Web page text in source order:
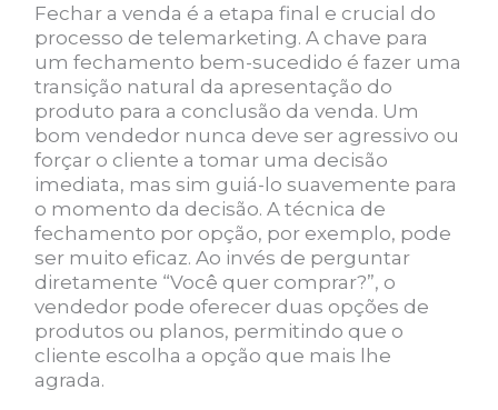
Fechar a venda é a etapa final e crucial do
processo de telemarketing. A chave para
um fechamento bem-sucedido é fazer uma
transição natural da apresentação do
produto para a conclusão da venda. Um
bom vendedor nunca deve ser agressivo ou
forçar o cliente a tomar uma decisão
imediata, mas sim guiá-lo suavemente para
o momento da decisão. A técnica de
fechamento por opção, por exemplo, pode
ser muito eficaz. Ao invés de perguntar
diretamente “Você quer comprar?”, o
vendedor pode oferecer duas opções de
produtos ou planos, permitindo que o
cliente escolha a opção que mais lhe
agrada.